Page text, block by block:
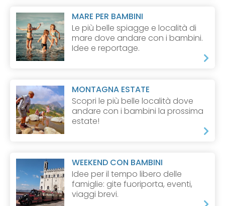
MARE PER BAMBINI
Le più belle spiagge e località di
mare dove andare con i bambini.
Idee e reportage.
MONTAGNA ESTATE
Scopri le più belle località dove
andare con i bambini la prossima
estate!
WEEKEND CON BAMBINI
Idee per il tempo libero delle
famiglie: gite fuoriporta, eventi,
viaggi brevi.